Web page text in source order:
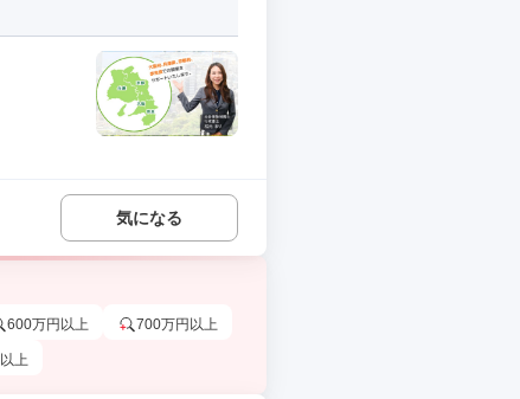
気になる
600万円以上 700万円以上
上